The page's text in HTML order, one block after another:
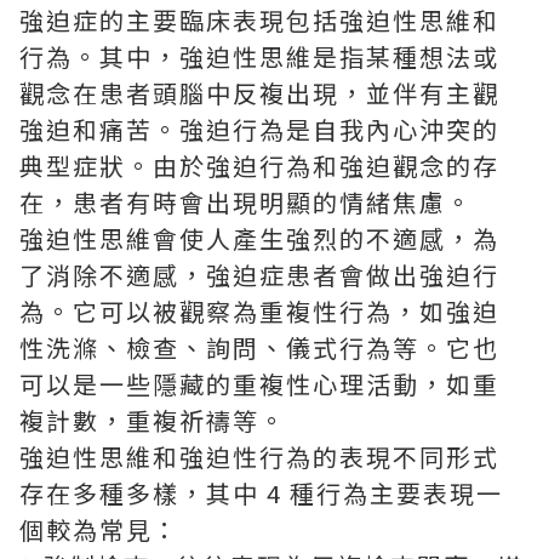
強迫症的主要臨床表現包括強迫性思維和
行為。其中，強迫性思維是指某種想法或
觀念在患者頭腦中反複出現，並伴有主觀
強迫和痛苦。強迫行為是自我內心沖突的
典型症狀。由於強迫行為和強迫觀念的存
在，患者有時會出現明顯的情緒焦慮。
強迫性思維會使人產生強烈的不適感，為
了消除不適感，強迫症患者會做出強迫行
為。它可以被觀察為重複性行為，如強迫
性洗滌、檢查、詢問、儀式行為等。它也
可以是一些隱藏的重複性心理活動，如重
複計數，重複祈禱等。
強迫性思維和強迫性行為的表現不同形式
存在多種多樣，其中 4 種行為主要表現一
個較為常見：